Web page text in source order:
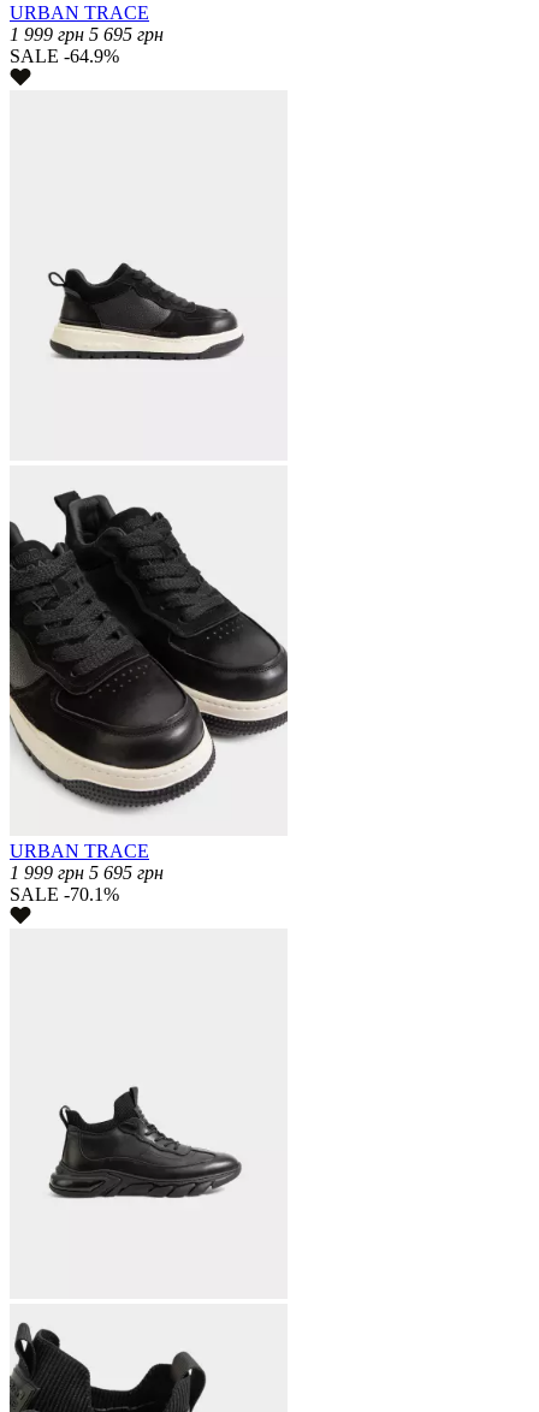
URBAN TRACE
1 999 грн 5 695 грн
SALE -64.9%
URBAN TRACE
1 999 грн 5 695 грн
SALE -70.1%